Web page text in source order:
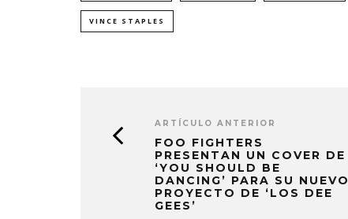
VINCE STAPLES
ARTÍCULO ANTERIOR
FOO FIGHTERS
PRESENTAN UN COVER DE
‘YOU SHOULD BE
DANCING’ PARA SU NUEVO
PROYECTO DE ‘LOS DEE
GEES’